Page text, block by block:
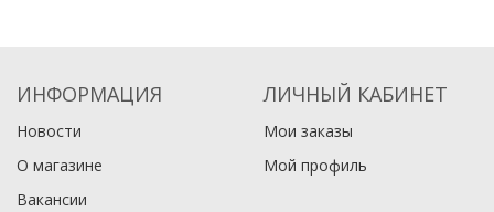
ИНФОРМАЦИЯ
Новости
О магазине
Вакансии
ЛИЧНЫЙ КАБИНЕТ
Мои заказы
Мой профиль